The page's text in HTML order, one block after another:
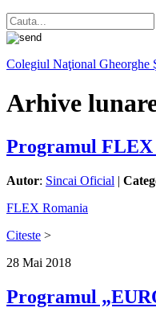
Colegiul Naţional Gheorghe
Arhive
Programul FLEX
Autor: Sincai Oficial |
FLEX Romania
Citeste >
28 Mai 2018
Programul